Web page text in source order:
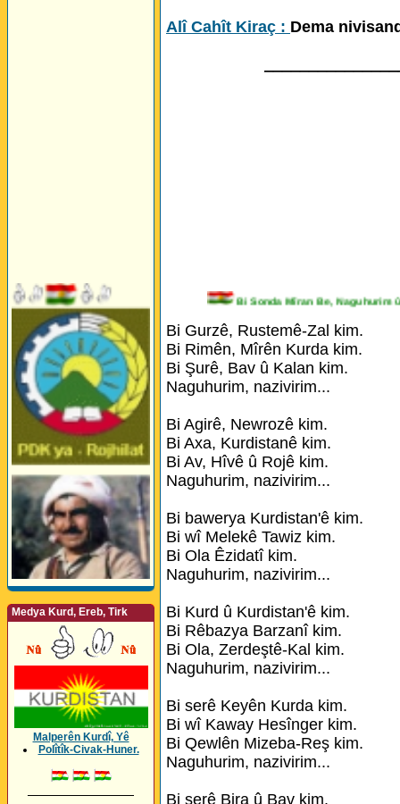
Medya Kurd, Ereb, Tirk
Malperên Kurdî, Yê
Polîtîk-Civak-Huner.
Alî Cahît Kiraç : Dema
Bi Sonda Mîran Be,
Bi Gurzê, Rustemê-Zal kim.
Bi Rimên, Mîrên Kurda kim.
Bi Şurê, Bav û Kalan kim.
Naguhurim, nazivirim...
Bi Agirê, Newrozê kim.
Bi Axa, Kurdistanê kim.
Bi Av, Hîvê û Rojê kim.
Naguhurim, nazivirim...
Bi bawerya Kurdistan'ê kim.
Bi wî Melekê Tawiz kim.
Bi Ola Êzidatî kim.
Naguhurim, nazivirim...
Bi Kurd û Kurdistan'ê kim.
Bi Rêbazya Barzanî kim.
Bi Ola, Zerdeştê-Kal kim.
Naguhurim, nazivirim...
Bi serê Keyên Kurda kim.
Bi wî Kaway Hesînger kim.
Bi Qewlên Mizeba-Reş kim.
Naguhurim, nazivirim...
Bi serê Bira û Bav kim.